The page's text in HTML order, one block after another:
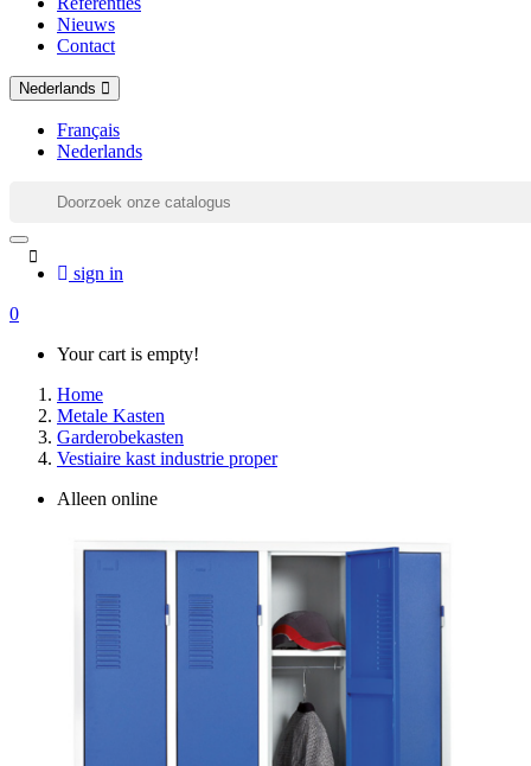
Nieuws
Contact
Nederlands
Français
Nederlands
sign in
0
Your cart is empty!
Home
Metale Kasten
Garderobekasten
Vestiaire kast industrie proper
Alleen online